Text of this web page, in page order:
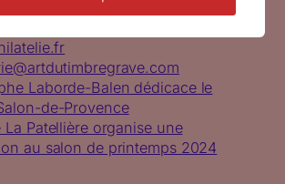
Laborde-Balen dédicace le
de-Provence
La Patellière organise une
au salon de printemps 2024